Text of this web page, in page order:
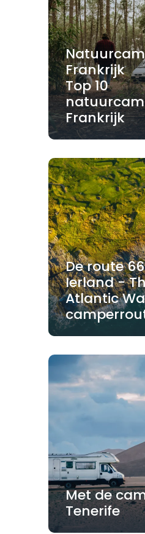
Frankrijk
Top 10
Frankrijk
De route
Ierland -
Atlantic
Met de
Tenerife